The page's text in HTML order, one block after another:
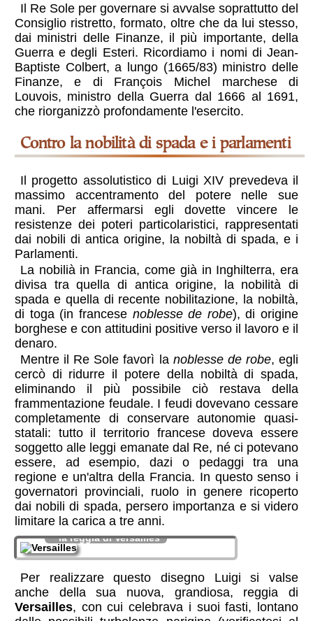
Il Re Sole per governare si avvalse soprattutto del
Consiglio ristretto, formato, oltre che da lui stesso,
dai ministri delle Finanze, il più importante, della
Guerra e degli Esteri. Ricordiamo i nomi di Jean-
Baptiste Colbert, a lungo (1665/83) ministro delle
Finanze, e di François Michel marchese di
Louvois, ministro della Guerra dal 1666 al 1691,
che riorganizzò profondamente l'esercito.
contro la nobilità di spada e i parlamenti
Il progetto assolutistico di Luigi XIV prevedeva il
massimo accentramento del potere nelle sue
mani. Per affermarsi egli dovette vincere le
resistenze dei poteri particolaristici, rappresentati
dai nobili di antica origine, la nobiltà di spada, e i
Parlamenti.
La nobilià in Francia, come già in Inghilterra, era
divisa tra quella di antica origine, la nobilità di
spada e quella di recente nobilitazione, la nobiltà,
di toga (in francese noblesse de robe), di origine
borghese e con attitudini positive verso il lavoro e il
denaro.
Mentre il Re Sole favorì la noblesse de robe, egli
cercò di ridurre il potere della nobiltà di spada,
eliminando il più possibile ciò restava della
frammentazione feudale. I feudi dovevano cessare
completamente di conservare autonomie quasi-
statali: tutto il territorio francese doveva essere
soggetto alle leggi emanate dal Re, né ci potevano
essere, ad esempio, dazi o pedaggi tra una
regione e un'altra della Francia. In questo senso i
governatori provinciali, ruolo in genere ricoperto
dai nobili di spada, persero importanza e si videro
limitare la carica a tre anni.
la reggia di Versailles
Per realizzare questo disegno Luigi si valse
anche della sua nuova, grandiosa, reggia di
Versailles, con cui celebrava i suoi fasti, lontano